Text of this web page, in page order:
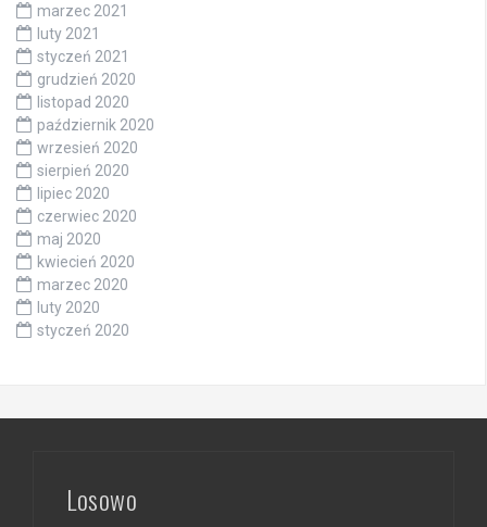
marzec 2021
luty 2021
styczeń 2021
grudzień 2020
listopad 2020
październik 2020
wrzesień 2020
sierpień 2020
lipiec 2020
czerwiec 2020
maj 2020
kwiecień 2020
marzec 2020
luty 2020
styczeń 2020
Losowo